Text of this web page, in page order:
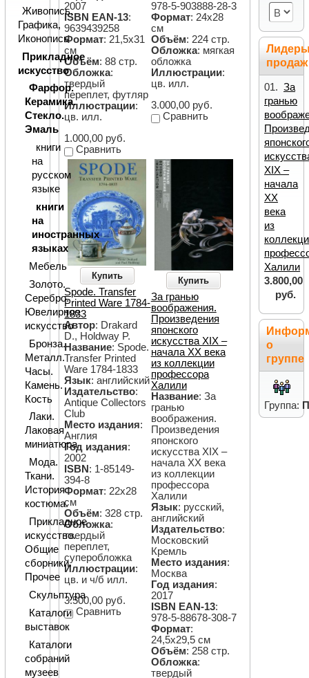
2007
ISBN EAN-13:
9639439258
Формат: 21,5х31
см
Объём: 88 стр.
Обложка:
твердый
переплет, футляр
Иллюстрации:
цв. илл.
1.000,00 руб.
Сравнить
978-5-903888-28-3
Формат: 24х28
см
Объём: 224 стр.
Обложка: мягкая
обложка
Иллюстрации:
цв. илл.
3.000,00 руб.
Сравнить
Купить
Spode. Transfer
Printed Ware 1784-
1833
Автор: Drakard
D., Holdway P.
Название: Spode.
Transfer Printed
Ware 1784-1833
Язык: английский
Издательство:
Antique Collectors
Club
Место издания:
Англия
Год издания:
2002
ISBN : 1-85149-
394-8
Формат: 22х28
см
Объём: 328 стр.
Обложка:
твердый
переплет,
суперобложка
Иллюстрации:
цв. и ч/б илл.
3.500,00 руб.
Сравнить
Купить
За гранью
воображения.
Произведения
японского
искусства XIX –
начала XX века
из коллекции
профессора
Халили
Название: За
гранью
воображения.
Произведения
японского
искусства XIX –
начала XX века
из коллекции
профессора
Халили
Язык: русский,
английский
Издательство:
Московский
Кремль
Место издания:
Москва
Год издания:
2017
ISBN EAN-13:
978-5-88678-308-7
Формат:
24,5х29,5 см
Объём: 258 стр.
Обложка:
твердый
Живопись,
Графика,
Иконопись
Прикладное
искусство
Фарфор.
Керамика.
Стекло.
Эмаль
книги
на
русском
языке
книги
на
иностранных
языках
Мебель
Золото.
Серебро.
Ювелирное
искусство
Бронза.
Металл.
Часы.
Камень.
Кость
Лаки.
Лаковая
миниатюра
Мода.
Ткани.
История
костюма.
Прикладное
искусство.
Общие
сборники.
Прочее
Скульптура
Каталоги
выставок
Каталоги
собраний
музеев
продаж
01.За
гранью
XIX –
начала
XX
века
из
Халили
3.800,00
руб.
о
группе
Группа: